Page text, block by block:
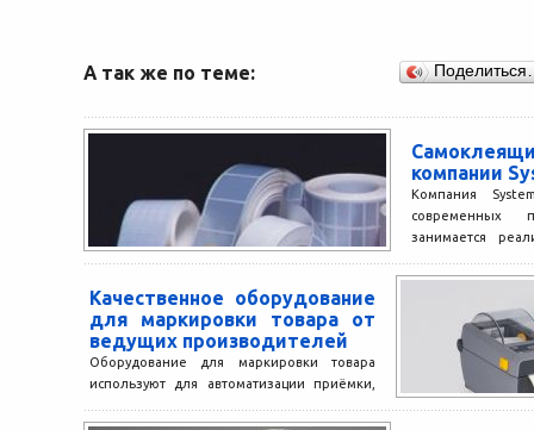
А так же по теме:
компании
Компания
современных
занимается
Ознакомиться
Качественное оборудование
для маркировки товара от
ведущих производителей
Оборудование для маркировки товара
используют для автоматизации приёмки,
конечному покупателю. Комплекс